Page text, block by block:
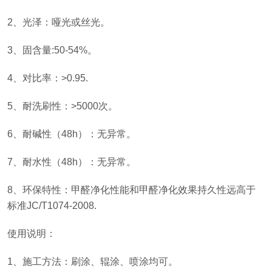
2、光泽：哑光或丝光。
3、固含量:50-54%。
4、对比率：>0.95.
5、耐洗刷性：>5000次。
6、耐碱性（48h）：无异常。
7、耐水性（48h）：无异常。
8、环保特性：甲醛净化性能和甲醛净化效果持久性远高于
标准JC/T1074-2008.
使用说明：
1、施工方法：刷涂、辊涂、喷涂均可。